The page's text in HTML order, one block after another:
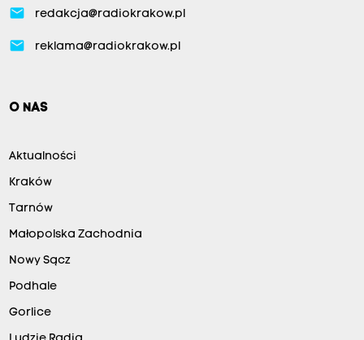
email redakcja@radiokrakow.pl
email reklama@radiokrakow.pl
O NAS
Aktualności
Kraków
Tarnów
Małopolska Zachodnia
Nowy Sącz
Podhale
Gorlice